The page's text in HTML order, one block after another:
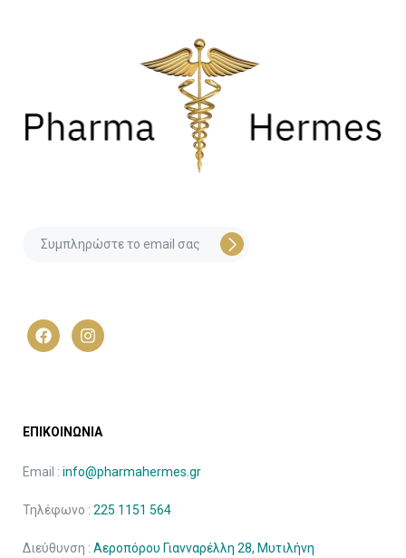
ΕΠΙΚΟΙΝΩΝΙΑ
Email : info@pharmahermes.gr
Τηλέφωνο : 225 1151 564
Διεύθυνση : Αεροπόρου Γιανναρέλλη 28, Μυτιλήνη